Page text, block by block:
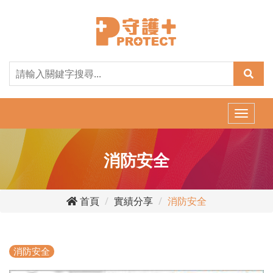
Toggle
消防安全
首頁 實績分享 消防安全
消防安全